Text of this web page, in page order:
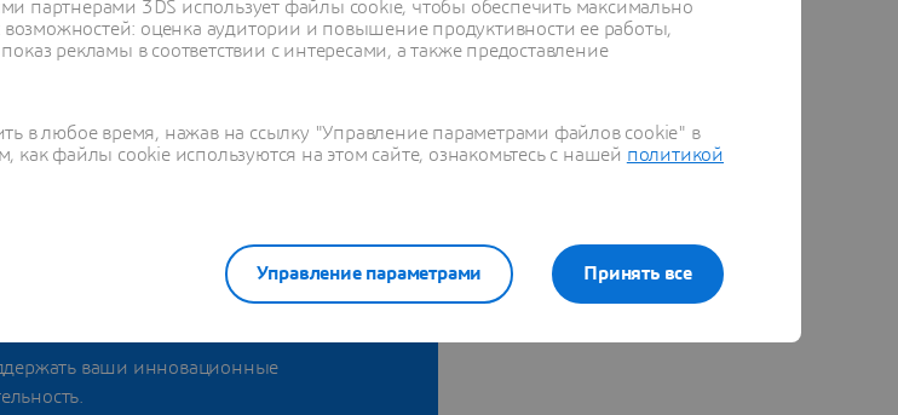
ваши инновационные
партнерами 3DS использует файлы cookie, чтобы обеспечить максимально
оценка аудитории и повышение продуктивности ее работы,
рекламы в соответствии с интересами, а также предоставление
в любое время, нажав на ссылку "Управление параметрами файлов cookie" в
файлы cookie используются на этом сайте, ознакомьтесь с нашей политикой
Принять все
Управление параметрами